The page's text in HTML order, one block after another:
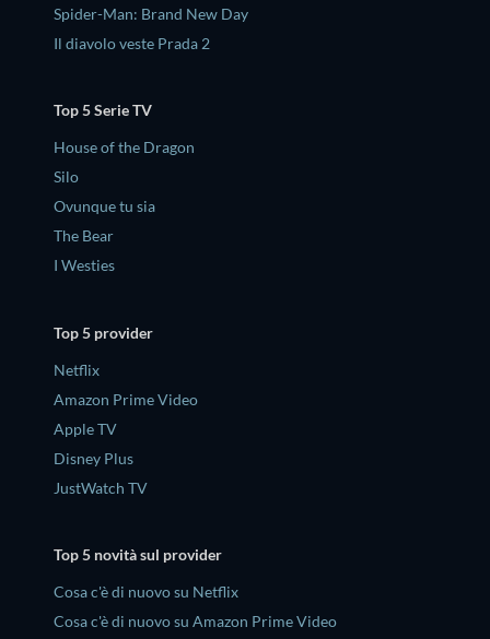
Spider-Man: Brand New Day
Il diavolo veste Prada 2
Top 5 Serie TV
House of the Dragon
Silo
Ovunque tu sia
The Bear
I Westies
Top 5 provider
Netflix
Amazon Prime Video
Apple TV
Disney Plus
JustWatch TV
Top 5 novità sul provider
Cosa c'è di nuovo su Netflix
Cosa c'è di nuovo su Amazon Prime Video